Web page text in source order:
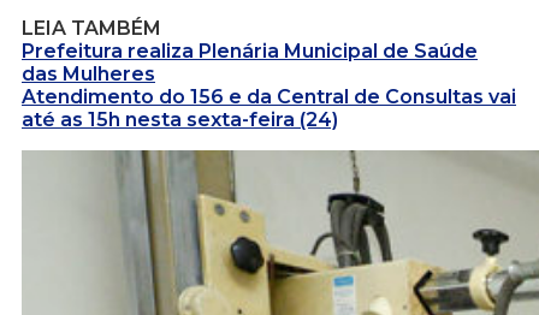
LEIA TAMBÉM
Prefeitura realiza Plenária Municipal de Saúde
das Mulheres
Atendimento do 156 e da Central de Consultas vai
até as 15h nesta sexta-feira (24)